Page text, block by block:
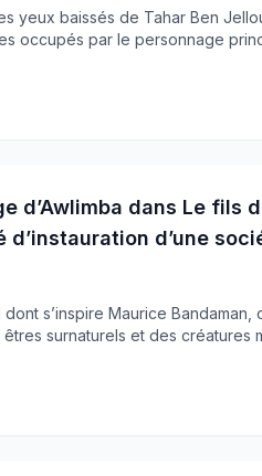
yeux baissés de Tahar Ben
occupés par le personnage
d’Awlimba dans Le fils
d’instauration d’une
s’inspire Maurice Bandaman,
surnaturels et des créatures